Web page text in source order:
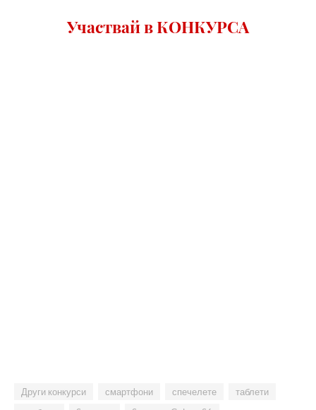
Участвай в КОНКУРСА
Други конкурси смартфони спечелете
таблети